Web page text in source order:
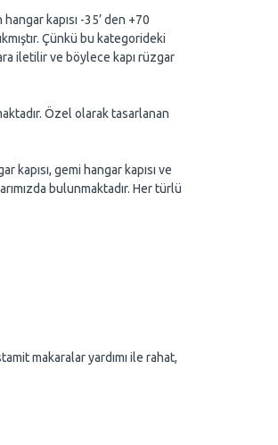
kapısı -35’ den +70
Çünkü bu kategorideki
iletilir ve böylece kapı rüzgar
Özel olarak tasarlanan
kapısı, gemi hangar kapısı ve
bulunmaktadır. Her türlü
makaralar yardımı ile rahat,